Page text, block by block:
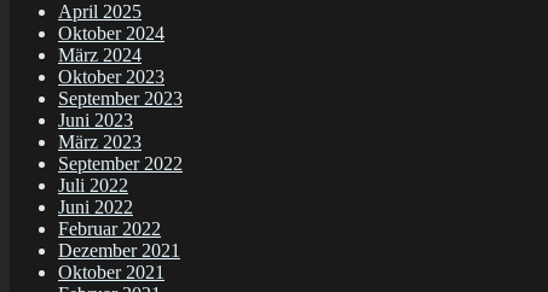
April 2025
Oktober 2024
März 2024
Oktober 2023
September 2023
Juni 2023
März 2023
September 2022
Juli 2022
Juni 2022
Februar 2022
Dezember 2021
Oktober 2021